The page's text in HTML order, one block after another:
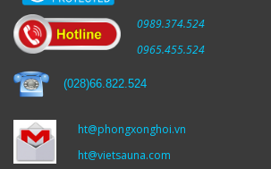
0989.374.524
0965.455.524
(028)66.822.524
ht@phongxonghoi.vn
ht@vietsauna.com